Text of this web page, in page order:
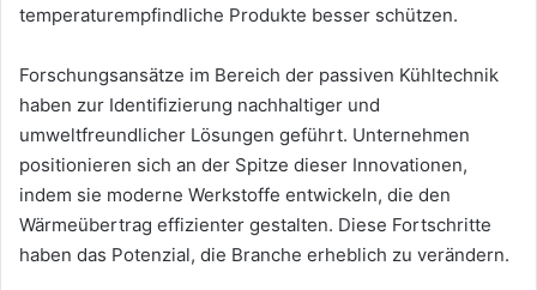
temperaturempfindliche Produkte besser schützen.
Forschungsansätze im Bereich der passiven Kühltechnik
haben zur Identifizierung nachhaltiger und
umweltfreundlicher Lösungen geführt. Unternehmen
positionieren sich an der Spitze dieser Innovationen,
indem sie moderne Werkstoffe entwickeln, die den
Wärmeübertrag effizienter gestalten. Diese Fortschritte
haben das Potenzial, die Branche erheblich zu verändern.